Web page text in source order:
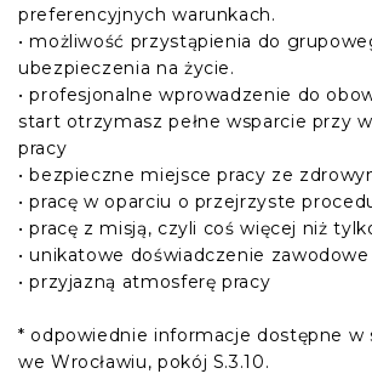
preferencyjnych warunkach.
• możliwość przystąpienia do
ubezpieczenia na życie.
• profesjonalne wprowadzenie do
start otrzymasz pełne wsparcie przy
pracy
• bezpieczne miejsce pracy ze
• pracę w oparciu o przejrzyste
• pracę z misją, czyli coś więcej niż
• unikatowe doświadczenie zawodowe
• przyjazną atmosferę pracy
* odpowiednie informacje dostępne w
we Wrocławiu, pokój S.3.10.